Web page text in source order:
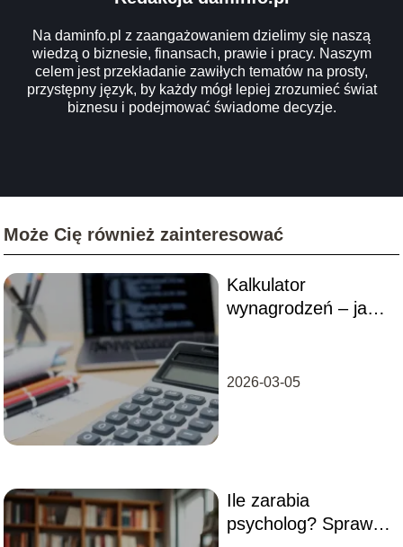
Na daminfo.pl z zaangażowaniem dzielimy się naszą
wiedzą o biznesie, finansach, prawie i pracy. Naszym
celem jest przekładanie zawiłych tematów na prosty,
przystępny język, by każdy mógł lepiej zrozumieć świat
biznesu i podejmować świadome decyzje.
Może Cię również zainteresować
Kalkulator
wynagrodzeń – jak
brutto i netto?
2026-03-05
Ile zarabia
psycholog? Sprawdź